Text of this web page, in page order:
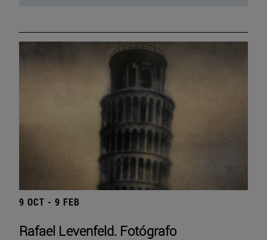
9 OCT - 9 FEB
Rafael Levenfeld. Fotógrafo